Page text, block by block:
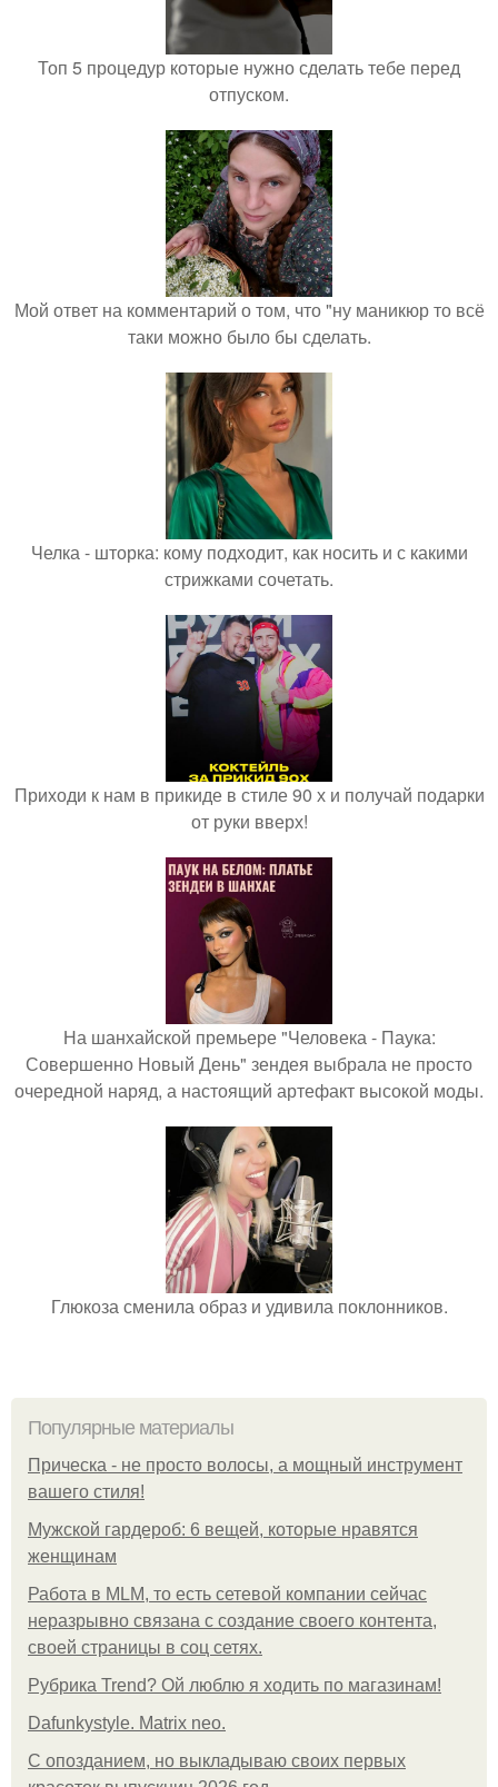
Топ 5 процедур которые нужно сделать тебе перед
отпуском.
Мой ответ на комментарий о том, что "ну маникюр то всё
таки можно было бы сделать.
Челка - шторка: кому подходит, как носить и с какими
стрижками сочетать.
Приходи к нам в прикиде в стиле 90 х и получай подарки
от руки вверх!
На шанхайской премьере "Человека - Паука:
Совершенно Новый День" зендея выбрала не просто
очередной наряд, а настоящий артефакт высокой моды.
Глюкоза сменила образ и удивила поклонников.
Популярные материалы
Прическа - не просто волосы, а мощный инструмент
вашего стиля!
Мужской гардероб: 6 вещей, которые нравятся
женщинам
Работа в MLM, то есть сетевой компании сейчас
неразрывно связана с создание своего контента,
своей страницы в соц сетях.
Рубрика Trend? Ой люблю я ходить по магазинам!
Dafunkystyle. Matrix neo.
С опозданием, но выкладываю своих первых